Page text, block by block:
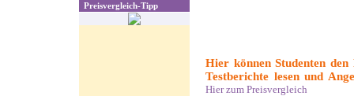
Preisvergleich-Tipp
Hier können Studenten den
Testberichte lesen und
Hier zum Preisvergleich